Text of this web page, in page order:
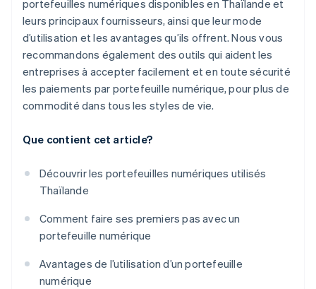
portefeuilles numériques disponibles en Thaïlande et
leurs principaux fournisseurs, ainsi que leur mode
d’utilisation et les avantages qu’ils offrent. Nous vous
recommandons également des outils qui aident les
entreprises à accepter facilement et en toute sécurité
les paiements par portefeuille numérique, pour plus de
commodité dans tous les styles de vie.
Que contient cet article?
Découvrir les portefeuilles numériques utilisés
Thaïlande
Comment faire ses premiers pas avec un
portefeuille numérique
Avantages de l’utilisation d’un portefeuille
numérique